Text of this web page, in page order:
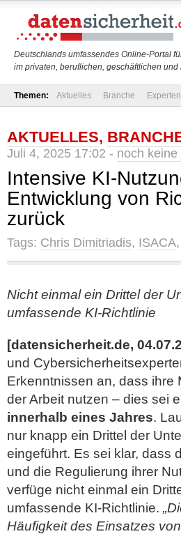
Deutschlands umfassendes Online-Portal
im privaten, beruflichen, geschäftlichen
Themen: Aktuelles Branche Experten
AKTUELLES,
Juli 4, 2025 17:02 - noch
Intensive KI-
Entwicklung von
zurück
Tags: Chris Dimitriadis, ISACA,
Nicht einmal ein Drittel der
umfassende KI-Richtlinie
[datensicherheit.de,
und
Erkenntnissen an, dass ihre
der Arbeit nutzen – dies sei
innerhalb eines Jahres.
nur knapp ein Drittel der
eingeführt. Es sei klar, dass
und die Regulierung ihrer
verfüge nicht einmal ein
umfassende KI-Richtlinie.
Häufigkeit des Einsatzes